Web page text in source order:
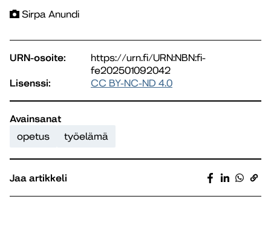
Sirpa Anundi
URN-osoite:
https://urn.fi/URN:NBN:fi-
fe202501092042
Lisenssi:
CC BY-NC-ND 4.0
Avainsanat
opetus
työelämä
Jaa artikkeli